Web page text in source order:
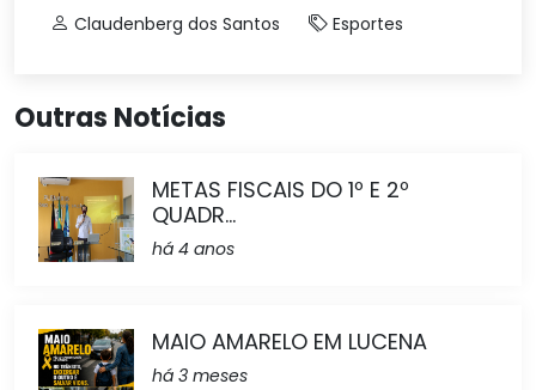
Claudenberg dos Santos Esportes
Outras Notícias
METAS FISCAIS DO 1º E 2º
QUADR...
há 4 anos
MAIO AMARELO EM LUCENA
há 3 meses